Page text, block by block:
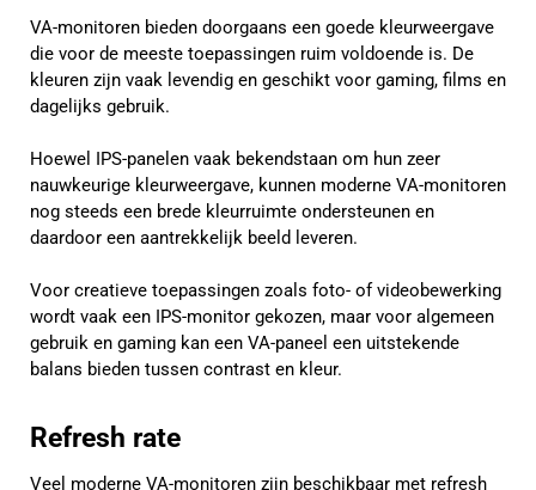
VA-monitoren bieden doorgaans een goede kleurweergave
die voor de meeste toepassingen ruim voldoende is. De
kleuren zijn vaak levendig en geschikt voor gaming, films en
dagelijks gebruik.
Hoewel IPS-panelen vaak bekendstaan om hun zeer
nauwkeurige kleurweergave, kunnen moderne VA-monitoren
nog steeds een brede kleurruimte ondersteunen en
daardoor een aantrekkelijk beeld leveren.
Voor creatieve toepassingen zoals foto- of videobewerking
wordt vaak een IPS-monitor gekozen, maar voor algemeen
gebruik en gaming kan een VA-paneel een uitstekende
balans bieden tussen contrast en kleur.
Refresh rate
Veel moderne VA-monitoren zijn beschikbaar met refresh